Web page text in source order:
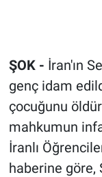
ŞOK - İran'ın
genç idam
çocuğunu
mahkumun
İranlı
haberine göre,